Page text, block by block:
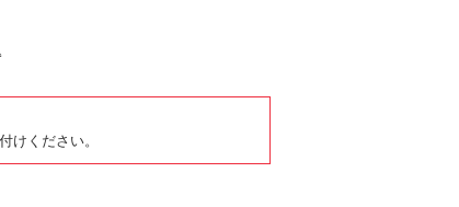
けください。